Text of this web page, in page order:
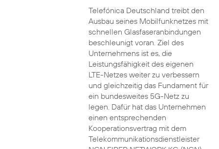
Telefónica Deutschland treibt den
Ausbau seines Mobilfunknetzes mit
schnellen Glasfaseranbindungen
beschleunigt voran. Ziel des
Unternehmens ist es, die
Leistungsfähigkeit des eigenen
LTE-Netzes weiter zu verbessern
und gleichzeitig das Fundament für
ein bundesweites 5G-Netz zu
legen. Dafür hat das Unternehmen
einen entsprechenden
Kooperationsvertrag mit dem
Telekommunikationsdienstleister